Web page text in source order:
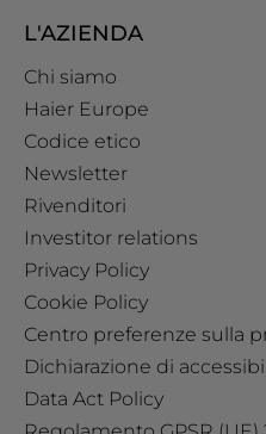
L'AZIENDA
Chi siamo
Haier Europe
Codice etico
Newsletter
Rivenditori
Investitor relations
Privacy Policy
Cookie Policy
Centro preferenze sulla
Dichiarazione di
Data Act Policy